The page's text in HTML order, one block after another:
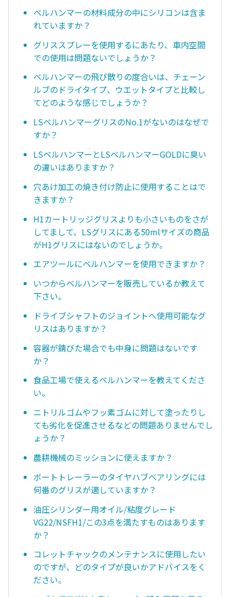
ベルハンマーの材料成分の中にシリコンは含ま
れていますか？
グリススプレーを使用するにあたり、車内空間
での使用は問題ないでしょうか？
ベルハンマーの飛び散りの度合いは、チェーン
ルブのドライタイプ、ウエットタイプと比較し
てどのような感じでしょうか？
LSベルハンマーグリスのNo.1がないのはなぜで
すか？
LSベルハンマーとLSベルハンマーGOLDに臭い
の違いはありますか？
穴あけ加工の焼き付け防止に使用することはで
きますか？
H1カートリッジグリスよりも小さいものをさが
してまして、LSグリスにある50mlサイズの商品
がH1グリスにはないのでしょうか。
エアツールにベルハンマーを使用できますか？
いつからベルハンマーを販売しているか教えて
下さい。
ドライブシャフトのジョイントへ使用可能なグ
リスはありますか？
容器が錆びた場合でも中身に問題はないです
か？
食品工場で使えるベルハンマーを教えてくださ
い。
ニトリルゴムやフッ素ゴムに対して塗ったりし
ても劣化を促進させるなどの問題ありませんでし
ょうか？
農耕機械のミッションに使えますか？
ボートトレーラーのタイヤハブベアリングには
何番のグリスが適していますか？
油圧シリンダー用オイル/粘度グレード
VG22/NSFH1/この3点を満たすものはあります
か？
コレットチャックのメンテナンスに使用したい
のですが、どのタイプが良いかアドバイスをく
ださい。